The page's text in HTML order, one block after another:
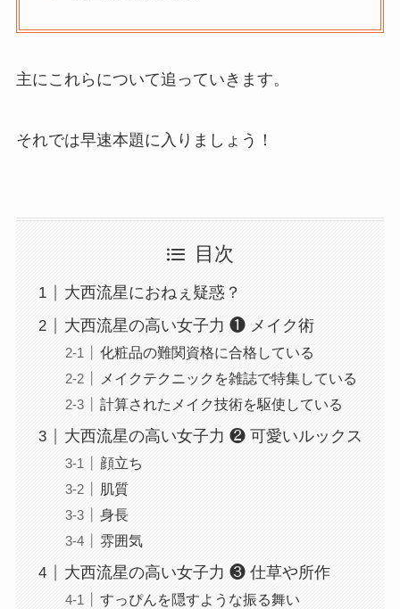
主にこれらについて追っていきます。
それでは早速本題に入りましょう！
目次
大西流星におねぇ疑惑？
大西流星の高い女子力 ❶ メイク術
化粧品の難関資格に合格している
メイクテクニックを雑誌で特集している
計算されたメイク技術を駆使している
大西流星の高い女子力 ❷ 可愛いルックス
顔立ち
肌質
身長
雰囲気
大西流星の高い女子力 ❸ 仕草や所作
すっぴんを隠すような振る舞い